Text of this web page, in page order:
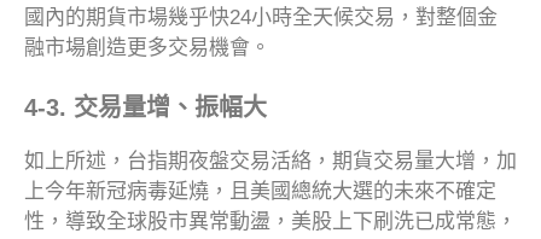
國內的期貨市場幾乎快24小時全天候交易，對整個金
融市場創造更多交易機會。
4-3. 交易量增、振幅大
如上所述，台指期夜盤交易活絡，期貨交易量大增，加
上今年新冠病毒延燒，且美國總統大選的未來不確定
性，導致全球股市異常動盪，美股上下刷洗已成常態，